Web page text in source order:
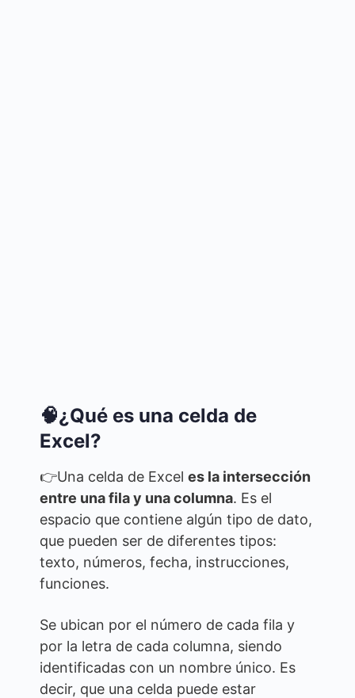
🧠¿Qué es una celda de
Excel?
👉Una celda de Excel es la intersección
entre una fila y una columna. Es el
espacio que contiene algún tipo de dato,
que pueden ser de diferentes tipos:
texto, números, fecha, instrucciones,
funciones.
Se ubican por el número de cada fila y
por la letra de cada columna, siendo
identificadas con un nombre único. Es
decir, que una celda puede estar